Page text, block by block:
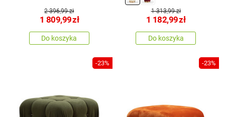
2 396,99 zł
1 809,99zł
Do koszyka
1 313,99 zł
1 182,99zł
Do koszyka
-23% -23%